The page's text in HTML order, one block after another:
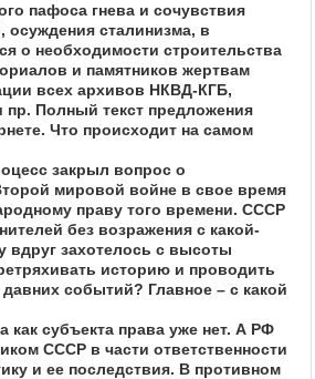
пафоса гнева и сочувствия
осуждения сталинизма, в
о необходимости строительства
и памятников жертвам
всех архивов НКВД-КГБ,
Полный текст предложения
Что происходит на самом
закрыл вопрос о
мировой войне в свое время
праву того времени. СССР
без возражения с какой-
вдруг захотелось с высоты
историю и проводить
событий? Главное – с какой
как субъекта права уже нет. А РФ
СССР в части ответственности
и ее последствия. В противном